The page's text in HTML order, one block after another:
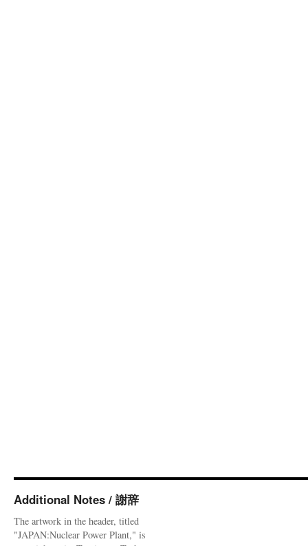
Additional Notes / 謝辞
The artwork in the header, titled
"JAPAN:Nuclear Power Plant," is